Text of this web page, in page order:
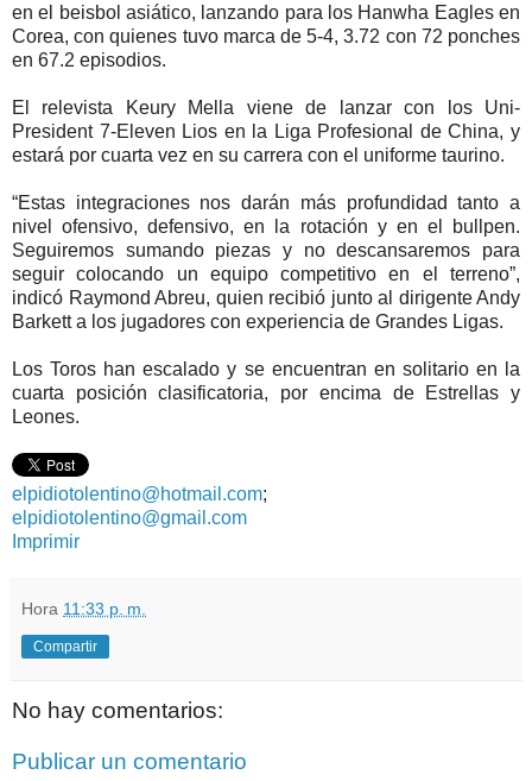
en el beisbol asiático, lanzando para los Hanwha Eagles en
Corea, con quienes tuvo marca de 5-4, 3.72 con 72 ponches
en 67.2 episodios.
El relevista Keury Mella viene de lanzar con los Uni-
President 7-Eleven Lios en la Liga Profesional de China, y
estará por cuarta vez en su carrera con el uniforme taurino.
“Estas integraciones nos darán más profundidad tanto a
nivel ofensivo, defensivo, en la rotación y en el bullpen.
Seguiremos sumando piezas y no descansaremos para
seguir colocando un equipo competitivo en el terreno”,
indicó Raymond Abreu, quien recibió junto al dirigente Andy
Barkett a los jugadores con experiencia de Grandes Ligas.
Los Toros han escalado y se encuentran en solitario en la
cuarta posición clasificatoria, por encima de Estrellas y
Leones.
elpidiotolentino@hotmail.com;
elpidiotolentino@gmail.com
Imprimir
Hora 11:33 p. m.
Compartir
No hay comentarios:
Publicar un comentario